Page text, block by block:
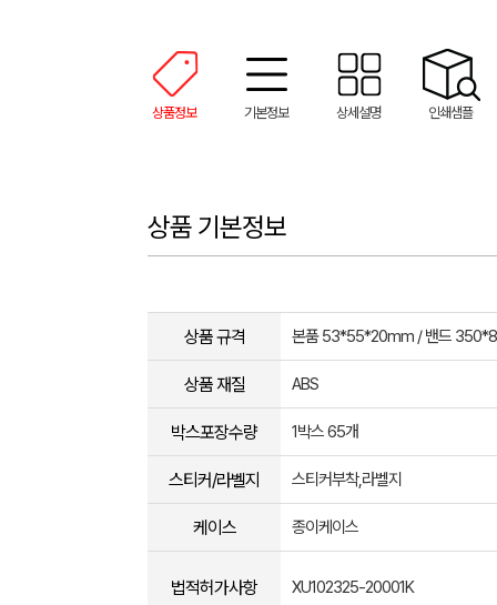
상품정보 기본정보 상세설명 인쇄샘플
상품 기본정보
상품 규격 본품 53*55*20mm / 밴드
상품 재질 ABS
박스포장수량 1박스 65개
스티커/라벨지 스티커부착,라벨지
케이스 종이케이스
법적허가사항 XU102325-20001K